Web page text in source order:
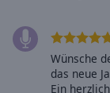
Font
Family
Wünsche
das neue
Ein